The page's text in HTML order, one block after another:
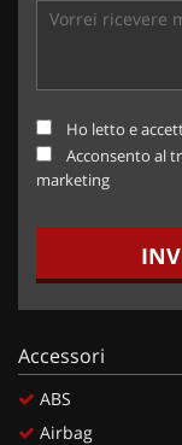
Ho letto e
Acconsento al
marketing
Accessori
ABS
Airbag